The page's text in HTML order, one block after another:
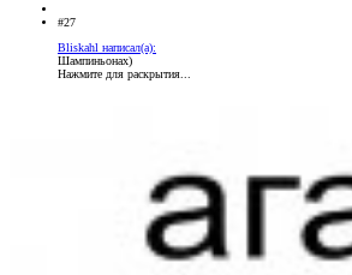
#27
Bliskahl написал(а):
Шампиньонах)
Нажмите для раскрытия...